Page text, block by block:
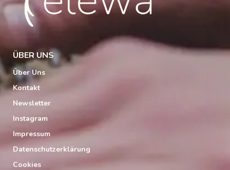
ÜBER UNS
Über Uns
Kontakt
Newsletter
Instagram
Impressum
Datenschutzerklärung
Cookies